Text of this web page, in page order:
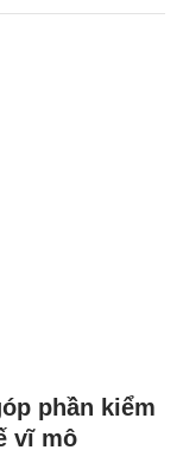
phần kiểm
vĩ mô